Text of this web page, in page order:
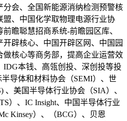
分会、全国新能源消纳检测预警核
、中国化学取物理电源行业协
瞻聪慧招商系统-前瞻园区库、
辟核心、中国开辟区网、中国园
做核心等商务部，提高企业运营效
本钱、高瓴创投、深创投等投
导体和材料协会（SEMI）、世
、美国半导体行业协会（SIA）、
）、IC Insight、中国半导体行业
Kinsey）、（BCG）、贝恩